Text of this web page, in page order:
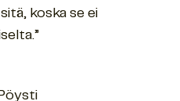
koska se ei